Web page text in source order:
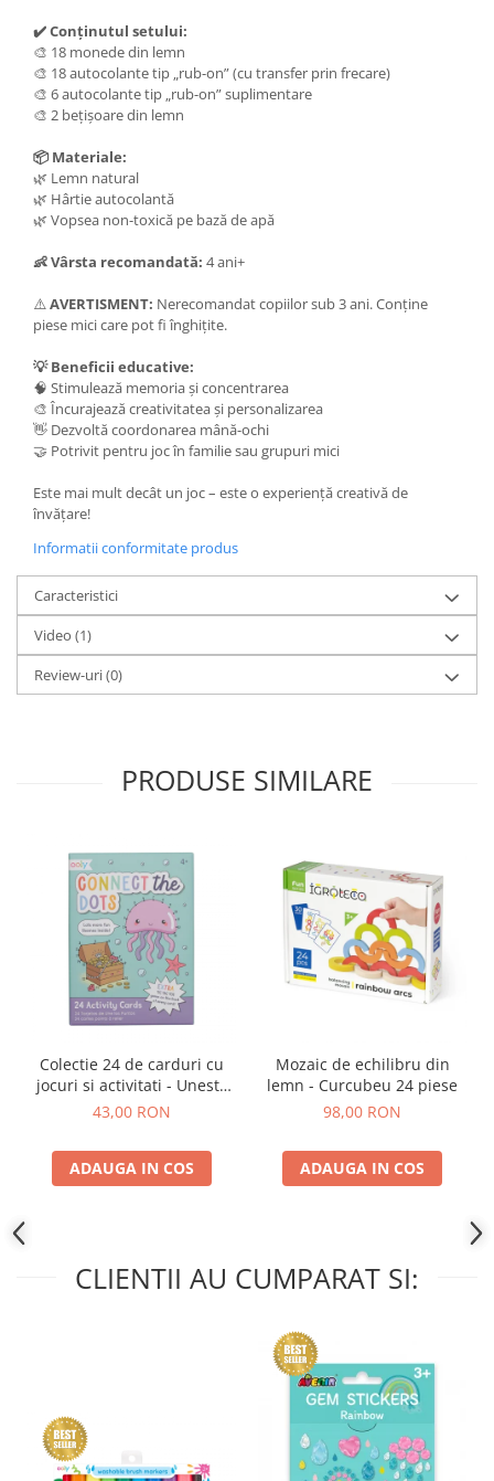
✔️ Conținutul setului:
🎨 18 monede din lemn
🎨 18 autocolante tip „rub-on” (cu transfer prin frecare)
🎨 6 autocolante tip „rub-on” suplimentare
🎨 2 bețișoare din lemn
📦 Materiale:
🌿 Lemn natural
🌿 Hârtie autocolantă
🌿 Vopsea non-toxică pe bază de apă
👶 Vârsta recomandată: 4 ani+
⚠️AVERTISMENT: Nerecomandat copiilor sub 3 ani. Conține
piese mici care pot fi înghițite.
💡 Beneficii educative:
🧠 Stimulează memoria și concentrarea
🎨 Încurajează creativitatea și personalizarea
👋 Dezvoltă coordonarea mână-ochi
🤝 Potrivit pentru joc în familie sau grupuri mici
Este mai mult decât un joc – este o experiență creativă de
învățare!
Informatii conformitate produs
Caracteristici
Video (1)
Review-uri(0)
PRODUSE SIMILARE
Colectie 24 de carduri cu
jocuri si activitati - Uneste
punctele
43,00 RON
ADAUGA IN COS
Mozaic de echilibru din
lemn - Curcubeu 24 piese
98,00 RON
ADAUGA IN COS
CLIENTII AU CUMPARAT SI: